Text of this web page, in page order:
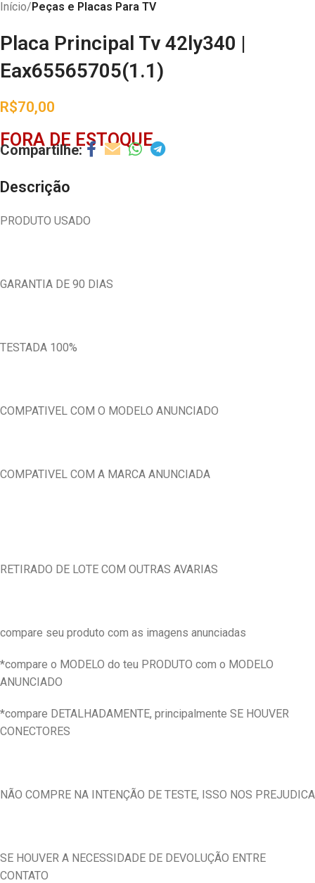
Início Peças e Placas Para TV
Placa Principal Tv 42ly340 |
Eax65565705(1.1)
R$70,00
FORA DE ESTOQUE
Descrição
PRODUTO USADO
GARANTIA DE 90 DIAS
TESTADA 100%
COMPATIVEL COM O MODELO ANUNCIADO
COMPATIVEL COM A MARCA ANUNCIADA
RETIRADO DE LOTE COM OUTRAS AVARIAS
compare seu produto com as imagens anunciadas
*compare o MODELO do teu PRODUTO com o MODELO
ANUNCIADO
*compare DETALHADAMENTE, principalmente SE HOUVER
CONECTORES
NÃO COMPRE NA INTENÇÃO DE TESTE, ISSO NOS PREJUDICA
SE HOUVER A NECESSIDADE DE DEVOLUÇÃO ENTRE
CONTATO